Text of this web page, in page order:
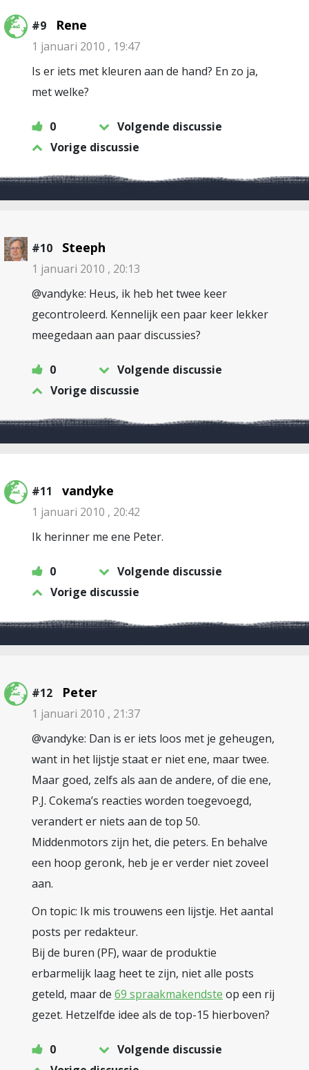
#9 Rene
1 januari 2010 , 19:47
Is er iets met kleuren aan de hand? En zo ja,
met welke?
0
Volgende discussie
Vorige discussie
#10 Steeph
1 januari 2010 , 20:13
@vandyke: Heus, ik heb het twee keer
gecontroleerd. Kennelijk een paar keer lekker
meegedaan aan paar discussies?
0
Volgende discussie
Vorige discussie
#11 vandyke
1 januari 2010 , 20:42
Ik herinner me ene Peter.
0
Volgende discussie
Vorige discussie
#12 Peter
1 januari 2010 , 21:37
@vandyke: Dan is er iets loos met je geheugen,
want in het lijstje staat er niet ene, maar twee.
Maar goed, zelfs als aan de andere, of die ene,
P.J. Cokema’s reacties worden toegevoegd,
verandert er niets aan de top 50.
Middenmotors zijn het, die peters. En behalve
een hoop geronk, heb je er verder niet zoveel
aan.
On topic: Ik mis trouwens een lijstje. Het aantal
posts per redakteur.
Bij de buren (PF), waar de produktie
erbarmelijk laag heet te zijn, niet alle posts
geteld, maar de 69 spraakmakendste op een rij
gezet. Hetzelfde idee als de top-15 hierboven?
0
Volgende discussie